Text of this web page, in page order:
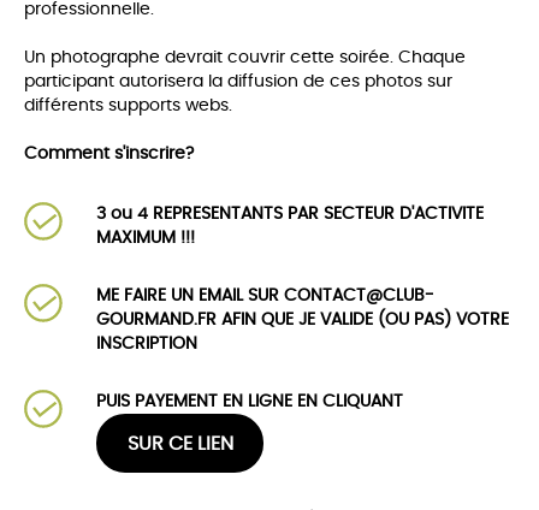
professionnelle.
Un photographe devrait couvrir cette soirée. Chaque
participant autorisera la diffusion de ces photos sur
différents supports webs.
Comment s'inscrire?
3 ou 4 REPRESENTANTS PAR SECTEUR D'ACTIVITE
MAXIMUM !!!
ME FAIRE UN EMAIL SUR CONTACT@CLUB-
GOURMAND.FR AFIN QUE JE VALIDE (OU PAS) VOTRE
INSCRIPTION
PUIS PAYEMENT EN LIGNE EN CLIQUANT
SUR CE LIEN